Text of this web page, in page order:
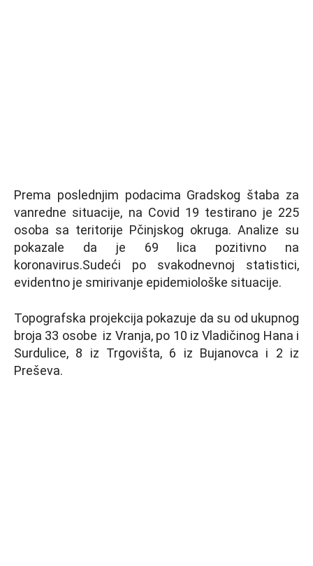
Prema poslednjim podacima Gradskog štaba za
vanredne situacije, na Covid 19 testirano je 225
osoba sa teritorije Pčinjskog okruga. Analize su
pokazale da je 69 lica pozitivno na
koronavirus.Sudeći po svakodnevnoj statistici,
evidentno je smirivanje epidemiološke situacije.
Topografska projekcija pokazuje da su od ukupnog
broja 33 osobe iz Vranja, po 10 iz Vladičinog Hana i
Surdulice, 8 iz Trgovišta, 6 iz Bujanovca i 2 iz
Preševa.